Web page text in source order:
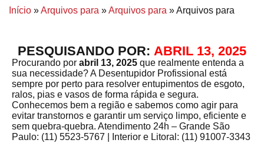
Início »Arquivos para »Arquivos para »Arquivos para
PESQUISANDO POR: ABRIL 13, 2025
Procurando por abril 13, 2025 que realmente entenda a
sua necessidade? A Desentupidor Profissional está
sempre por perto para resolver entupimentos de esgoto,
ralos, pias e vasos de forma rápida e segura.
Conhecemos bem a região e sabemos como agir para
evitar transtornos e garantir um serviço limpo, eficiente e
sem quebra-quebra. Atendimento 24h – Grande São
Paulo: (11) 5523-5767 | Interior e Litoral: (11) 91007-3343